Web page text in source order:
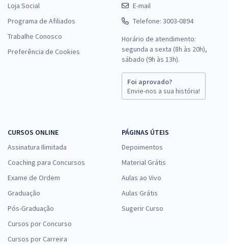
Loja Social
Programa de Afiliados
Trabalhe Conosco
Preferência de Cookies
E-mail
Telefone: 3003-0894
Horário de atendimento:
segunda a sexta (8h às 20h),
sábado (9h às 13h).
Foi aprovado?
Envie-nos a sua história!
CURSOS ONLINE
Assinatura Ilimitada
Coaching para Concursos
Exame de Ordem
Graduação
Pós-Graduação
Cursos por Concurso
Cursos por Carreira
PÁGINAS ÚTEIS
Depoimentos
Material Grátis
Aulas ao Vivo
Aulas Grátis
Sugerir Curso